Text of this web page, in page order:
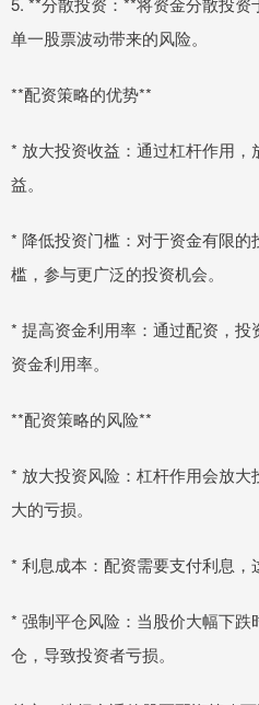
单一股票波动带来的风险。
**配资策略的优势**
* 放大投资收益：通过杠杆作用
益。
* 降低投资门槛：对于资金有限
槛，参与更广泛的投资机会。
* 提高资金利用率：通过配资，
资金利用率。
**配资策略的风险**
* 放大投资风险：杠杆作用会放
大的亏损。
* 利息成本：配资需要支付利息，
* 强制平仓风险：当股价大幅下
仓，导致投资者亏损。